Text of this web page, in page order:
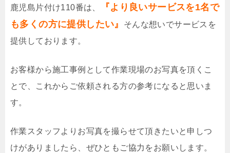
鹿児島片付け110番は、
『より良いサービスを1名で
も多くの方に提供したい』
そんな想いでサービスを
提供しております。
お客様から施工事例として作業現場のお写真を頂くこ
とで、これからご依頼される方の参考になると思いま
す。
作業スタッフよりお写真を撮らせて頂きたいと申しつ
けがありましたら、ぜひともご協力をお願いします。